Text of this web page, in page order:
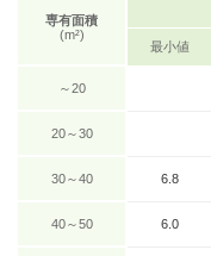
専有面積
(m²)
最小値
～20
20～30
30～40 6.8
40～50 6.0